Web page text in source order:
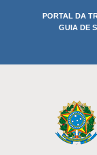
PORTAL DA
GUIA DE